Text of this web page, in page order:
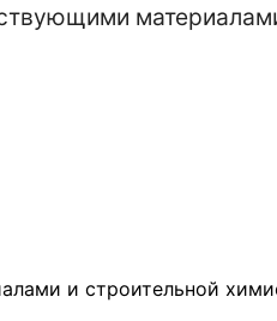
и строительной